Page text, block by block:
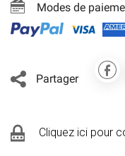
Modes de
Partager
Cliquez ici pour